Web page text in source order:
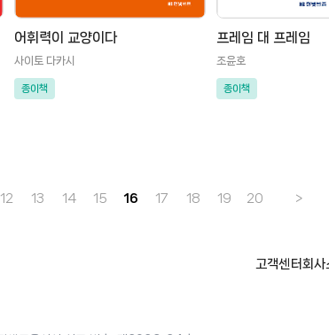
어휘력이 교양이다
사이토 다카시
종이책
프레임 대 프레임
조윤호
종이책
12 13 14 15 16 17 18 19 20 >
고객센터회사